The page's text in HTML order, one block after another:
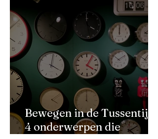
Bewegen in de Tussentijd:
4 onderwerpen die